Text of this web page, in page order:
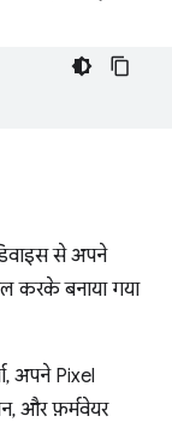
से अपने
करके बनाया गया
अपने Pixel
और फ़र्मवेयर